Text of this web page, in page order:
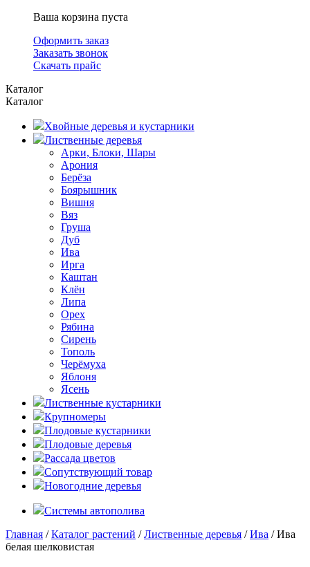
Ваша корзина пуста
Оформить заказ
Заказать звонок
Скачать прайс
Каталог
Каталог
Хвойные деревья и кустарники
Лиственные деревья
Арки, Блоки, Шары
Арония
Берёза
Боярышник
Вишня
Вяз
Груша
Дуб
Ива
Ирга
Каштан
Клён
Липа
Орех
Рябина
Сирень
Тополь
Черёмуха
Яблоня
Ясень
Лиственные кустарники
Крупномеры
Плодовые кустарники
Плодовые деревья
Рассада цветов
Сопутствующий товар
Новогодние деревья
Системы автополива
Главная /Каталог растений /Лиственные деревья /Ива / Ива
белая шелковистая